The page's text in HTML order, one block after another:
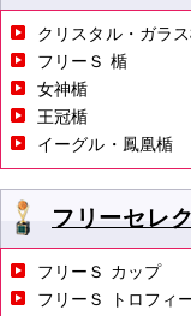
クリスタル・ガラ
フリーＳ 楯
女神楯
王冠楯
イーグル・鳳凰楯
フリーセレ
フリーＳ カップ
フリーＳ トロフィ